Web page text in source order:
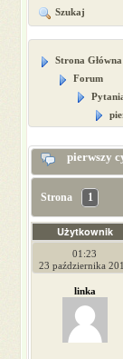
Szukaj
Strona Główna
Forum
pierwszy
Strona 1
Użytkownik
01:23
23 października
linka